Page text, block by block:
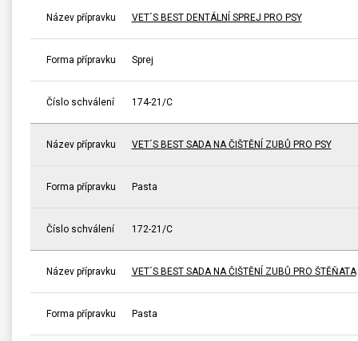
Název přípravku VET´S BEST DENTÁLNÍ SPREJ PRO PSY
Forma přípravku Sprej
Číslo schválení 174-21/C
Název přípravku VET´S BEST SADA NA ČIŠTĚNÍ ZUBŮ PRO PSY
Forma přípravku Pasta
Číslo schválení 172-21/C
Název přípravku VET´S BEST SADA NA ČIŠTĚNÍ ZUBŮ PRO ŠTĚŇATA
Forma přípravku Pasta